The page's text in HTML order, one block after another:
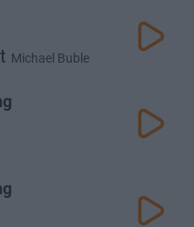
Michael Buble